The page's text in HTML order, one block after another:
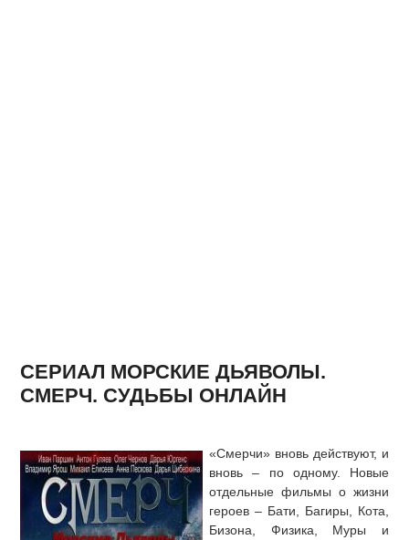
СЕРИАЛ МОРСКИЕ ДЬЯВОЛЫ.
СМЕРЧ. СУДЬБЫ ОНЛАЙН
«Смерчи» вновь действуют, и
вновь – по одному. Новые
отдельные фильмы о жизни
героев – Бати, Багиры, Кота,
Бизона, Физика, Муры и